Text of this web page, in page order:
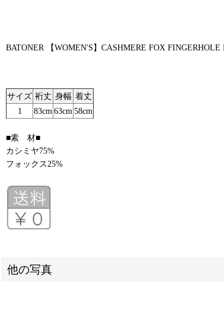
BATONER 【WOMEN'S】CASHMERE FOX
サイズ 裄丈 身幅 着丈
1
83cm 63cm 58cm
■素 材■
カシミヤ75%
フォックス25%
他の写真